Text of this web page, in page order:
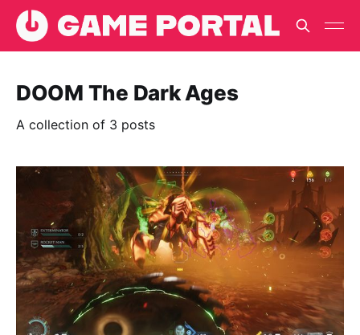
DOOM The Dark Ages
A collection of 3 posts